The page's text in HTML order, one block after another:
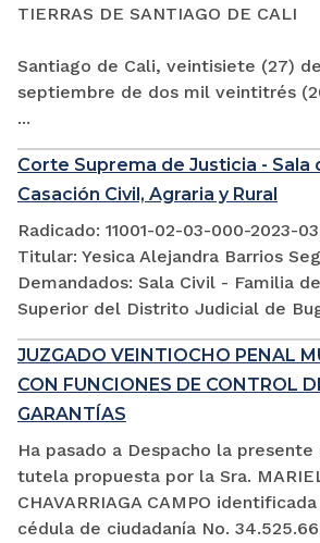
TIERRAS DE SANTIAGO DE CALI
Santiago de Cali, veintisiete (27) de
septiembre de dos mil veintitrés
...
Corte Suprema de Justicia - Sala
Casación Civil, Agraria y Rural
Radicado: 11001-02-03-000-2023-
Titular: Yesica Alejandra Barrios
Demandados: Sala Civil - Familia
Superior del Distrito Judicial de
JUZGADO VEINTIOCHO PENAL
CON FUNCIONES DE CONTROL
GARANTÍAS
Ha pasado a Despacho la presente
tutela propuesta por la Sra.
CHAVARRIAGA CAMPO
cédula de ciudadanía No.